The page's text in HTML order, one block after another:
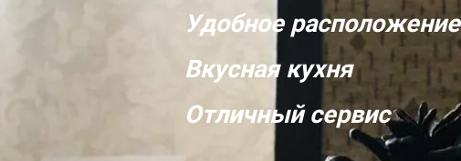
Удобное расположение
Вкусная кухня
Отличный сервис